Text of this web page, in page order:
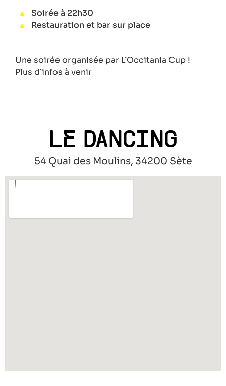
Soirée à 22h30
Restauration et bar sur place
Une soirée organisée par L’Occitania Cup !
Plus d’infos à venir
LE DANCING
54 Quai des Moulins, 34200 Sète